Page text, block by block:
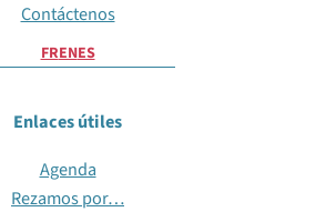
Contáctenos
FRENES
Enlaces útiles
Agenda
Rezamos por…